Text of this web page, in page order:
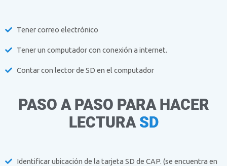
Tener correo electrónico
Tener un computador con conexión a internet.
Contar con lector de SD en el computador
PASO A PASO PARA HACER
LECTURA SD
Identificar ubicación de la tarjeta SD de CAP. (se encuentra en